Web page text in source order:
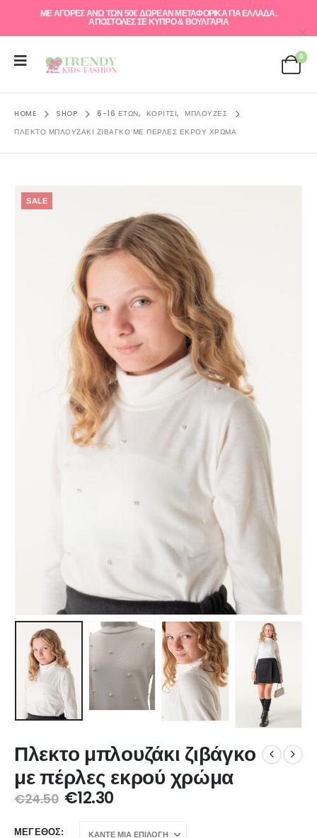
ΜΕ ΑΓΟΡΕΣ ΑΝΩ ΤΩΝ 50€ ΔΩΡΕΑΝ ΜΕΤΑΦΟΡΙΚΑ ΓΙΑ ΕΛΛAΔΑ.
ΑΠΟΣΤΟΛΕΣ ΣΕ ΚΥΠΡΟ & ΒΟΥΛΓΑΡΙΑ
0
HOME SHOP 6-16 ΕΤΏΝ, ΚΟΡΊΤΣΙ, ΜΠΛΟΎΖΕΣ
ΠΛΕΚΤΟ ΜΠΛΟΥΖΆΚΙ ΖΙΒΆΓΚΟ ΜΕ ΠΈΡΛΕΣ ΕΚΡΟΎ ΧΡΏΜΑ
SALE
Πλεκτο μπλουζάκι ζιβάγκο
με πέρλες εκρού χρώμα
€24.50 €12.30
ΜΈΓΕΘΟΣ